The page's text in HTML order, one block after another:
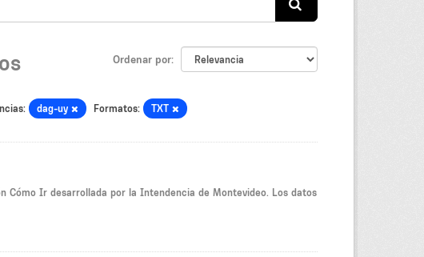
Ordenar por
dag-uy Formatos: TXT
Cómo Ir desarrollada por la Intendencia de Montevideo. Los datos